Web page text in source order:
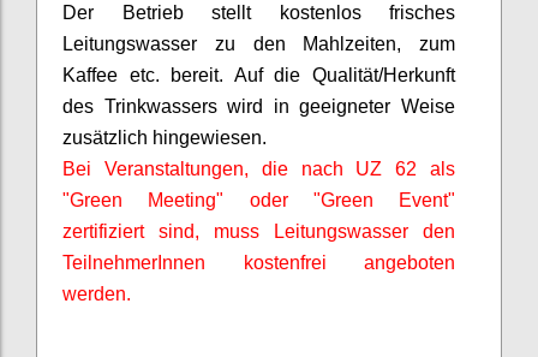
Der Betrieb stellt kostenlos frisches
Leitungswasser zu den Mahlzeiten, zum
Kaffee etc. bereit. Auf die Qualität/Herkunft
des Trinkwassers wird in geeigneter Weise
zusätzlich hingewiesen.
Bei Veranstaltungen, die nach UZ 62 als
"Green Meeting" oder "Green Event"
zertifiziert sind, muss Leitungswasser den
TeilnehmerInnen kostenfrei angeboten
werden.